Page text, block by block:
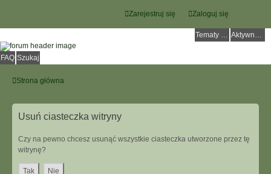
Zaloguj się
Zarejestruj się
Tematy bez odpowiedzi Aktywne tematy
FAQ Szukaj
Strona główna
Usuń ciasteczka witryny
Czy na pewno chcesz usunąć wszystkie ciasteczka utworzone przez tę
witrynę?